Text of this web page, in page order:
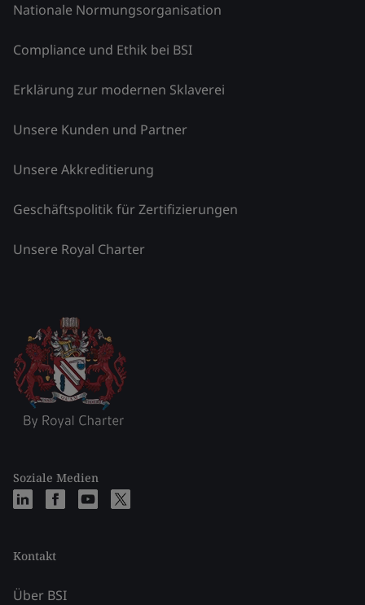
Nationale Normungsorganisation
Compliance und Ethik bei BSI
Erklärung zur modernen Sklaverei
Unsere Kunden und Partner
Unsere Akkreditierung
Geschäftspolitik für Zertifizierungen
Unsere Royal Charter
Soziale Medien
Kontakt
Über BSI